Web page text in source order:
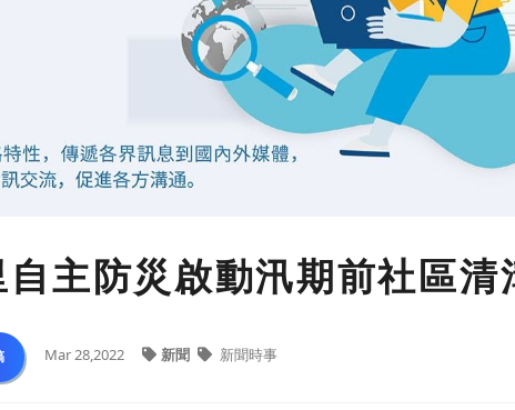
主防災啟動汛期前社區清
Mar 28,2022 新聞 新聞時事